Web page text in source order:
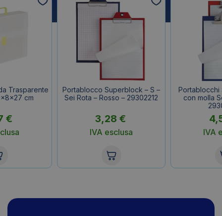
Trasparente
cm
€
Portablocco Superblock – S –
Sei Rota – Rosso – 29302212
3,28 €
IVA esclusa
Portablocchi
con molla
IVA